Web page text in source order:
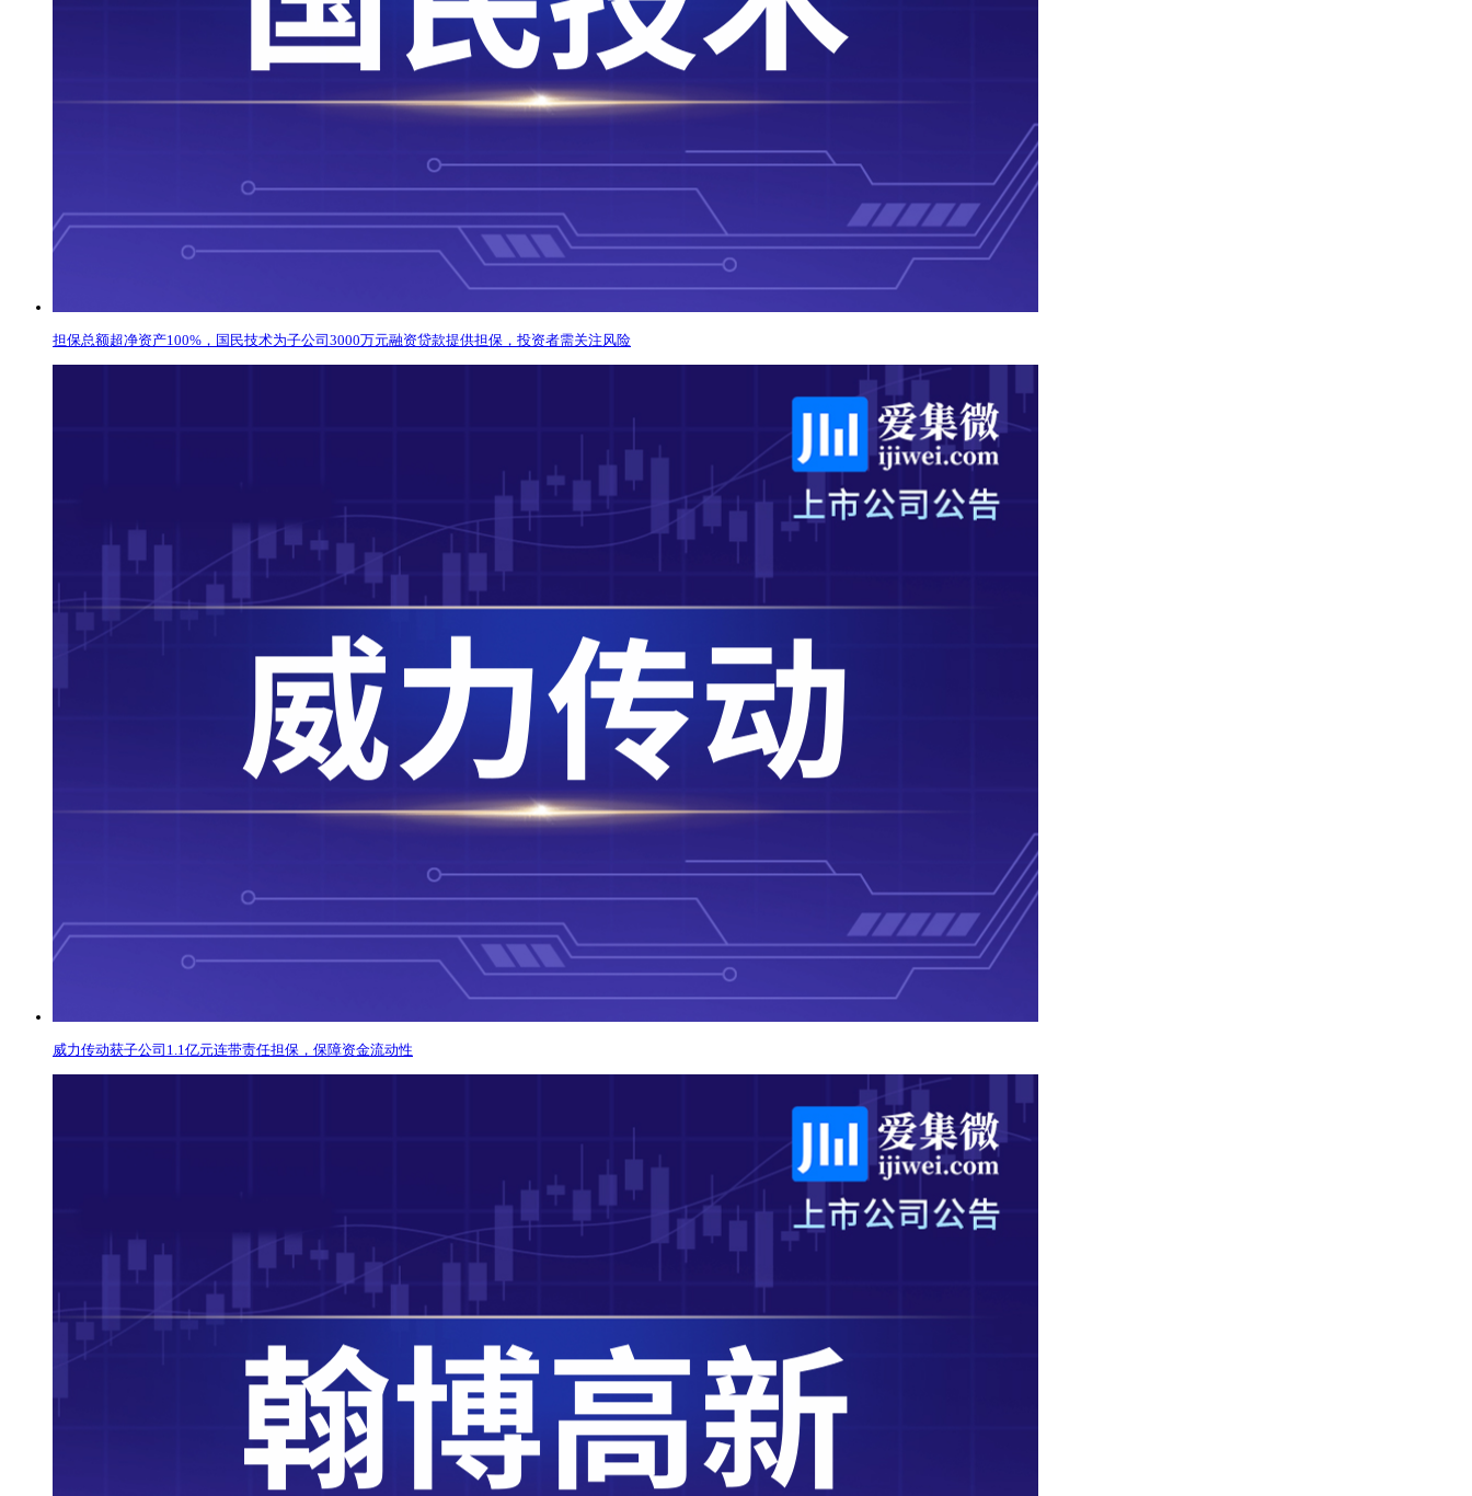
担保总额超净资产100%，国民技术为子公司3000万元融资贷款提供担保，投资者需关注风险
威力传动获子公司1.1亿元连带责任担保，保障资金流动性